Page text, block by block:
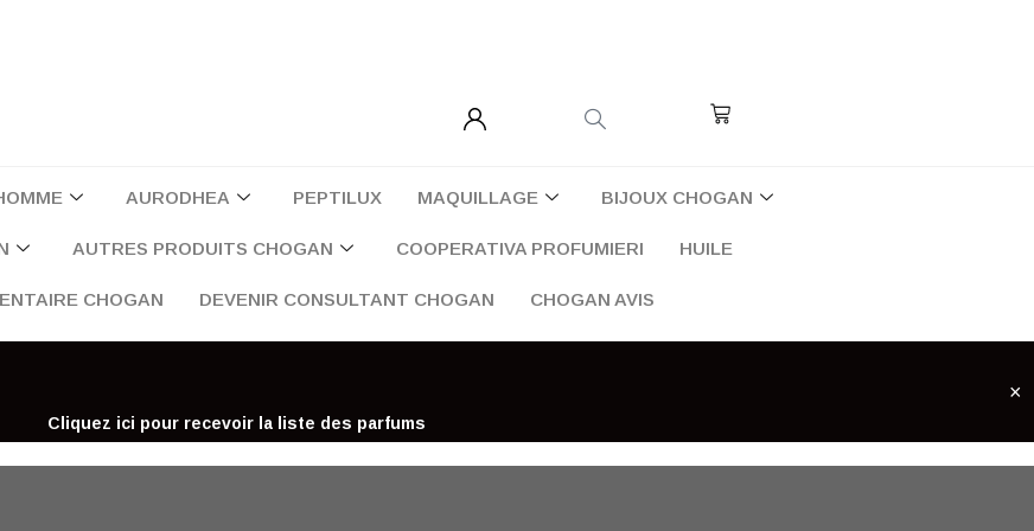
Cart
AURODHEA PEPTILUX MAQUILLAGE BIJOUX CHOGAN
AUTRES PRODUITS CHOGAN COOPERATIVA PROFUMIERI HUILE
CHOGAN DEVENIR CONSULTANT CHOGAN CHOGAN AVIS
Cliquez ici pour recevoir la liste des parfums
×